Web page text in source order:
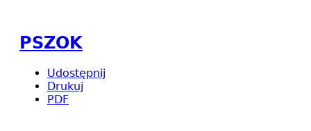
PSZOK
Udostępnij
Drukuj
PDF